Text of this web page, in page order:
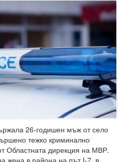
26-годишен мъж от село
тежко криминално
Областната дирекция на МВР.